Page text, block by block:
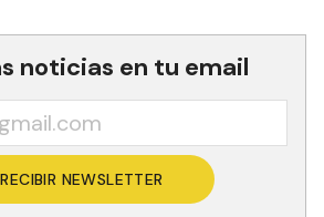
noticias en tu email
RECIBIR NEWSLETTER